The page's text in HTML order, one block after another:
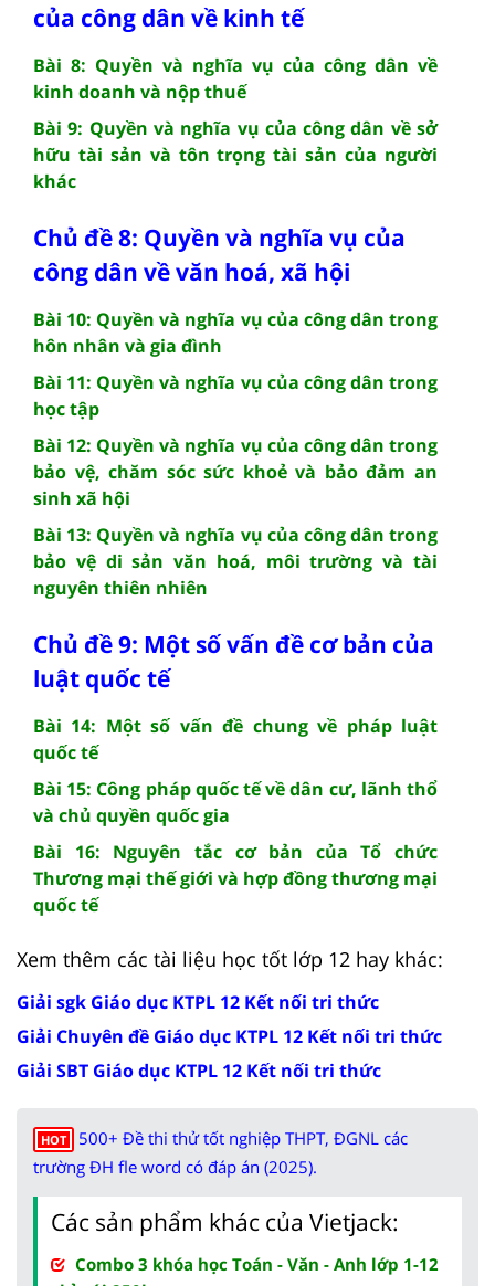
của công dân về kinh tế
Bài 8: Quyền và nghĩa vụ của công dân về
kinh doanh và nộp thuế
Bài 9: Quyền và nghĩa vụ của công dân về sở
hữu tài sản và tôn trọng tài sản của người
khác
Chủ đề 8: Quyền và nghĩa vụ của
công dân về văn hoá, xã hội
Bài 10: Quyền và nghĩa vụ của công dân trong
hôn nhân và gia đình
Bài 11: Quyền và nghĩa vụ của công dân trong
học tập
Bài 12: Quyền và nghĩa vụ của công dân trong
bảo vệ, chăm sóc sức khoẻ và bảo đảm an
sinh xã hội
Bài 13: Quyền và nghĩa vụ của công dân trong
bảo vệ di sản văn hoá, môi trường và tài
nguyên thiên nhiên
Chủ đề 9: Một số vấn đề cơ bản của
luật quốc tế
Bài 14: Một số vấn đề chung về pháp luật
quốc tế
Bài 15: Công pháp quốc tế về dân cư, lãnh thổ
và chủ quyền quốc gia
Bài 16: Nguyên tắc cơ bản của Tổ chức
Thương mại thế giới và hợp đồng thương mại
quốc tế
Xem thêm các tài liệu học tốt lớp 12 hay khác:
Giải sgk Giáo dục KTPL 12 Kết nối tri thức
Giải Chuyên đề Giáo dục KTPL 12 Kết nối tri thức
Giải SBT Giáo dục KTPL 12 Kết nối tri thức
HOT
500+ Đề thi thử tốt nghiệp THPT, ĐGNL các
trường ĐH fle word có đáp án (2025).
Các sản phẩm khác của Vietjack:
Combo 3 khóa học Toán - Văn - Anh lớp 1-12